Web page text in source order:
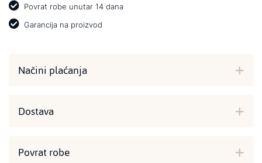
Povrat robe unutar 14 dana
Garancija na proizvod
Načini plaćanja
Dostava
Povrat robe